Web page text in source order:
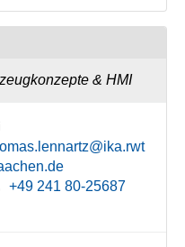
& HMI
+49 241 80-25687